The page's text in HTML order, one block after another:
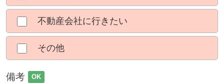
不動産会社に行きたい
その他
備考 OK